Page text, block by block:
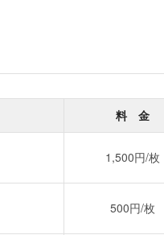
料 金
1,500円/枚
500円/枚